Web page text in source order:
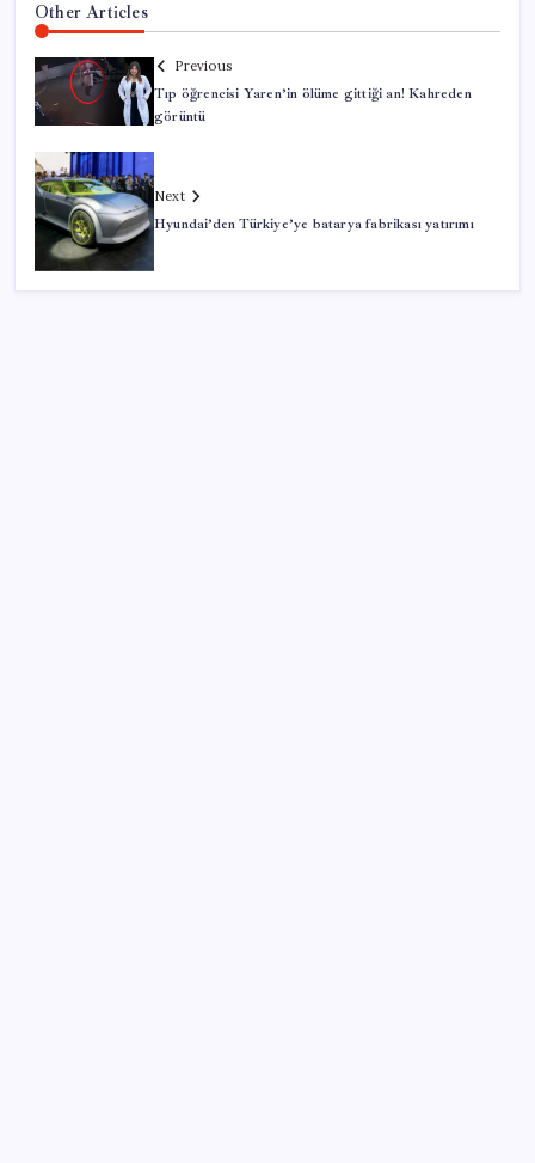
Other Articles
Previous
Tıp öğrencisi Yaren’in ölüme gittiği an! Kahreden
görüntü
Next
Hyundai’den Türkiye’ye batarya fabrikası yatırımı